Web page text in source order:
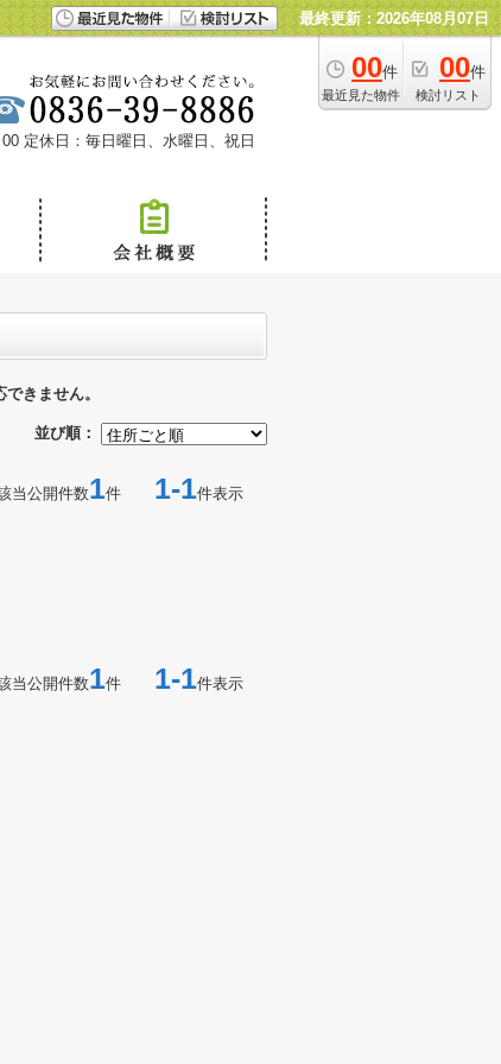
最終更新：2026年08月07日
00件
最近見た物件
00件
検討リスト
定休日：毎日曜日、水曜日、祝日
きません。
並び順：
当公開件数1件 1-1件表示
当公開件数1件 1-1件表示